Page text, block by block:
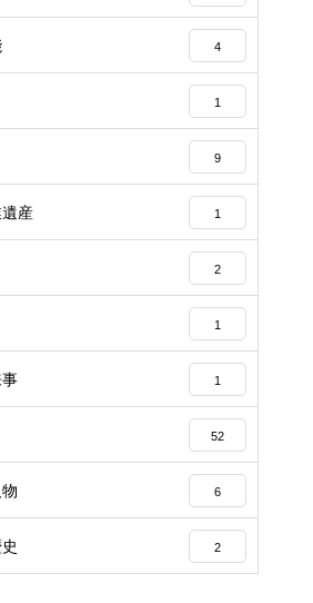
4
1
9
産 1
2
1
1
52
6
2